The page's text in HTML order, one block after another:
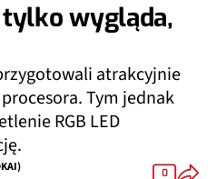
wygląda,
atrakcyjnie
Tym jednak
RGB LED
0